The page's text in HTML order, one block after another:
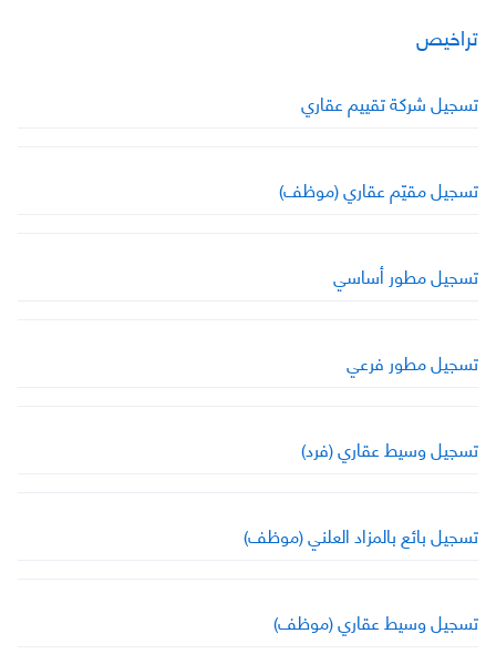
تراخيص
تسجيل شركة تقييم عقاري
تسجيل مقيّم عقاري (موظف)
تسجيل مطور أساسي
تسجيل مطور فرعي
تسجيل وسيط عقاري (فرد)
تسجيل بائع بالمزاد العلني (موظف)
تسجيل وسيط عقاري (موظف)